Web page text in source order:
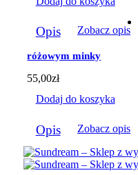
Opis Zobacz opis
różowym minky
55,00zł
Dodaj do koszyka
Opis Zobacz opis